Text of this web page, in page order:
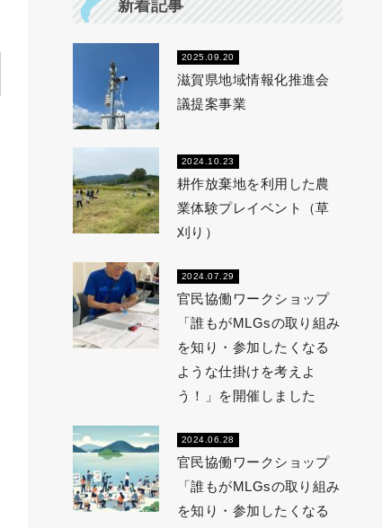
新着記事
2025.09.20
滋賀県地域情報化推進会
議提案事業
2024.10.23
耕作放棄地を利用した農
業体験プレイベント（草
刈り）
2024.07.29
官民協働ワークショップ
「誰もがMLGsの取り組み
を知り・参加したくなる
ような仕掛けを考えよ
う！」を開催しました
2024.06.28
官民協働ワークショップ
「誰もがMLGsの取り組み
を知り・参加したくなる